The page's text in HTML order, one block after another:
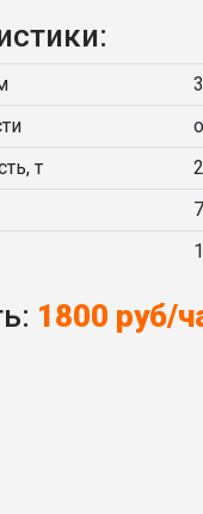
т
1800 руб/